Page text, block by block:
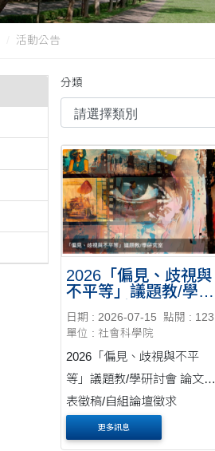
活動公告
分類
2026「偏見、歧視與
不平等」議題教/學研
自組論壇徵求
日期 : 2026-07-15
點閱 : 123
單位 : 社會科學院
2026「偏見、歧視與不平
等」議題教/學研討會 論文發
表徵稿/自組論壇徵求
更多訊息